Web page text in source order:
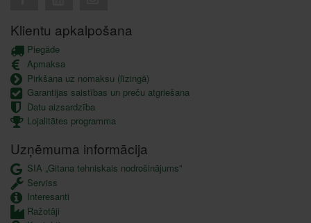
Klientu apkalpošana
Piegāde
Apmaksa
Pirkšana uz nomaksu (līzingā)
Garantijas saistības un preču atgriešana
Datu aizsardzība
Lojalitātes programma
Uzņēmuma informācija
SIA „Gitana tehniskais nodrošinājums”
Serviss
Interesanti
Ražotāji